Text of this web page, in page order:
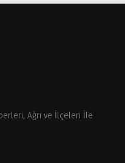
Ağrı ve İlçeleri İle